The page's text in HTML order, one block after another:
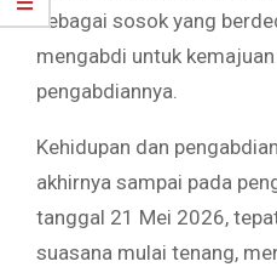
sebagai sosok yang
mengabdi untuk
pengabdiannya.
Kehidupan dan
akhirnya sampai pada
tanggal 21 Mei 2026,
suasana mulai tenang,